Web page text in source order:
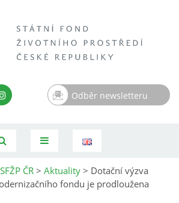
Odběr newsletteru
SFŽP ČR > Aktuality > Dotační výzva
fondu je prodloužena